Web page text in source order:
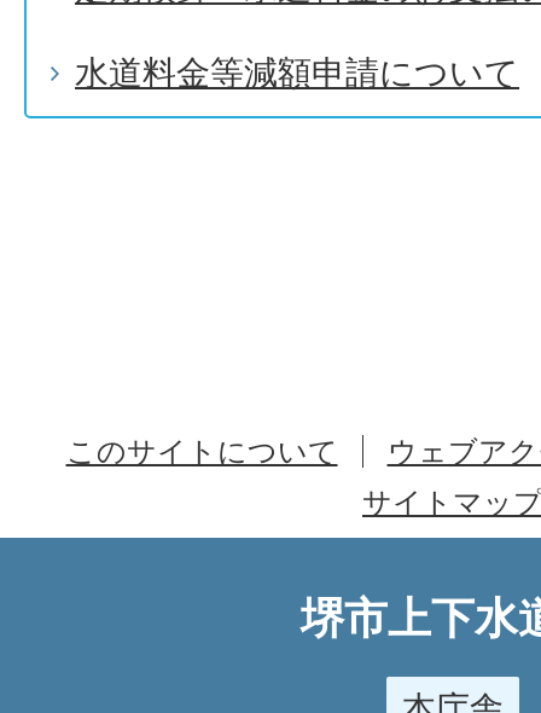
水道料金等減額申請について
このサイトについて
ウェブア
サイトマッ
堺市上下水